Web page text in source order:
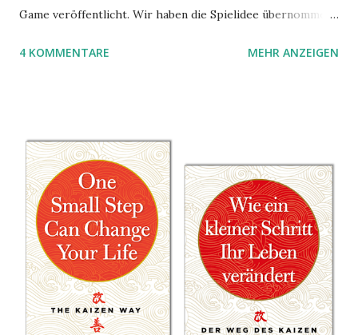
Game veröffentlicht. Wir haben die Spielidee übernommen,
benutzen wir Material aus Grzegorz Rejchtmans Ubongo-
4 KOMMENTARE MEHR ANZEIGEN